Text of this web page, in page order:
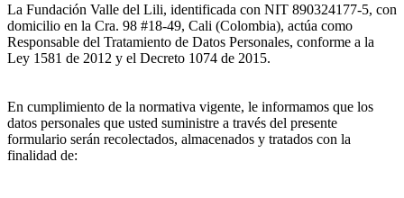
La Fundación Valle del Lili, identificada con NIT 890324177-5, con
domicilio en la Cra. 98 #18-49, Cali (Colombia), actúa como
Responsable del Tratamiento de Datos Personales, conforme a la
Ley 1581 de 2012 y el Decreto 1074 de 2015.
En cumplimiento de la normativa vigente, le informamos que los
datos personales que usted suministre a través del presente
formulario serán recolectados, almacenados y tratados con la
finalidad de: